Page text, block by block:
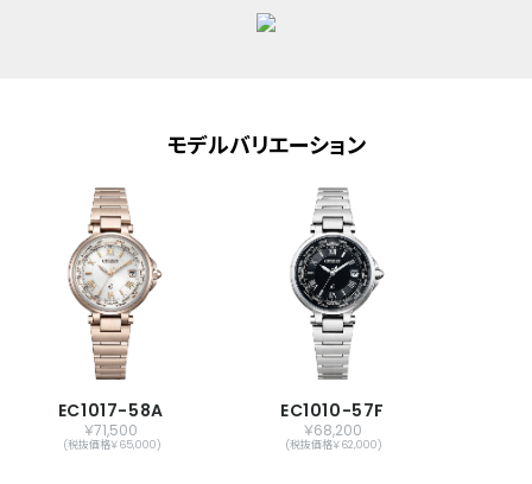
ダイレクトフライト
メーカー保証
国際保証3年間(購入後1年以内にMY
CITIZENご登録で国内保証5年間)
モデルバリエーション
EC1017-58A
￥71,500
(税抜価格￥65,000)
EC1010-57F
￥68,200
(税抜価格￥62,000)